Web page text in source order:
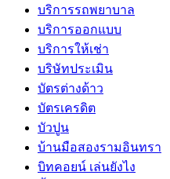
บริการรถพยาบาล
บริการออกแบบ
บริการให้เช่า
บริษัทประเมิน
บัตรต่างด้าว
บัตรเครดิต
บัวปูน
บ้านมือสองรามอินทรา
บิทคอยน์ เล่นยังไง